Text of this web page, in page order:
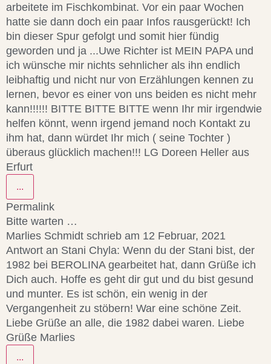
arbeitete im Fischkombinat. Vor ein paar Wochen
hatte sie dann doch ein paar Infos rausgerückt! Ich
bin dieser Spur gefolgt und somit hier fündig
geworden und ja ...Uwe Richter ist MEIN PAPA und
ich wünsche mir nichts sehnlicher als ihn endlich
leibhaftig und nicht nur von Erzählungen kennen zu
lernen, bevor es einer von uns beiden es nicht mehr
kann!!!!!! BITTE BITTE BITTE wenn Ihr mir irgendwie
helfen könnt, wenn irgend jemand noch Kontakt zu
ihm hat, dann würdet Ihr mich ( seine Tochter )
überaus glücklich machen!!! LG Doreen Heller aus
Erfurt
...
Permalink
Bitte warten …
Marlies Schmidt schrieb am 12 Februar, 2021
Antwort an Stani Chyla: Wenn du der Stani bist, der
1982 bei BEROLINA gearbeitet hat, dann Grüße ich
Dich auch. Hoffe es geht dir gut und du bist gesund
und munter. Es ist schön, ein wenig in der
Vergangenheit zu stöbern! War eine schöne Zeit.
Liebe Grüße an alle, die 1982 dabei waren. Liebe
Grüße Marlies
...